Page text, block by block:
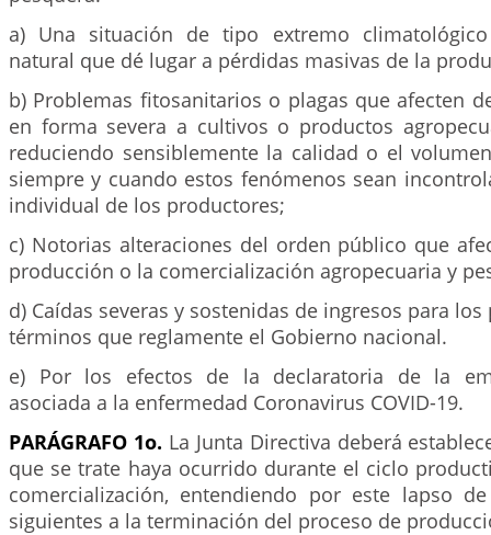
a) Una situación de tipo extremo
natural que dé lugar a pérdidas masivas de la
b) Problemas fitosanitarios o plagas que afecten
en forma severa a cultivos o productos
reduciendo sensiblemente la calidad o el
siempre y cuando estos fenómenos sean
individual de los productores;
c) Notorias alteraciones del orden público que
producción o la comercialización agropecuaria y
d) Caídas severas y sostenidas de ingresos para
términos que reglamente el Gobierno nacional.
e) Por los efectos de la declaratoria de la
asociada a la enfermedad Coronavirus COVID-19.
PARÁGRAFO 1o. La Junta Directiva deberá
que se trate haya ocurrido durante el ciclo
comercialización, entendiendo por este lapso
siguientes a la terminación del proceso de